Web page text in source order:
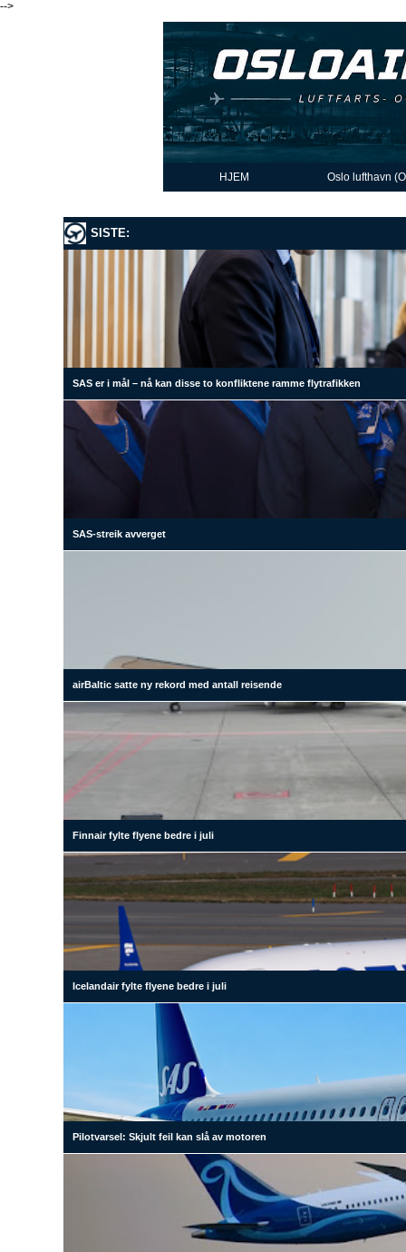
-->
HJEM Oslo lufthavn
SISTE:
SAS er i mål – nå kan disse to konfliktene ramme flytrafikken
SAS-streik avverget
airBaltic satte ny rekord med antall reisende
Finnair fylte flyene bedre i juli
Icelandair fylte flyene bedre i juli
Pilotvarsel: Skjult feil kan slå av motoren